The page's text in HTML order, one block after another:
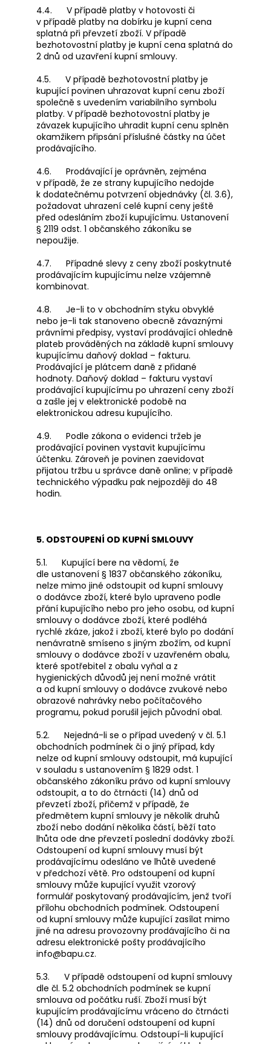
4.4. V případě platby v hotovosti či
v případě platby na dobírku je kupní cena
splatná při převzetí zboží. V případě
bezhotovostní platby je kupní cena splatná do
2 dnů od uzavření kupní smlouvy.
4.5. V případě bezhotovostní platby je
kupující povinen uhrazovat kupní cenu zboží
společně s uvedením variabilního symbolu
platby. V případě bezhotovostní platby je
závazek kupujícího uhradit kupní cenu splněn
okamžikem připsání příslušné částky na účet
prodávajícího.
4.6. Prodávající je oprávněn, zejména
v případě, že ze strany kupujícího nedojde
k dodatečnému potvrzení objednávky (čl. 3.6),
požadovat uhrazení celé kupní ceny ještě
před odesláním zboží kupujícímu. Ustanovení
§ 2119 odst. 1 občanského zákoníku se
nepoužije.
4.7. Případné slevy z ceny zboží poskytnuté
prodávajícím kupujícímu nelze vzájemně
kombinovat.
4.8. Je-li to v obchodním styku obvyklé
nebo je-li tak stanoveno obecně závaznými
právními předpisy, vystaví prodávající ohledně
plateb prováděných na základě kupní smlouvy
kupujícímu daňový doklad – fakturu.
Prodávající je plátcem daně z přidané
hodnoty. Daňový doklad – fakturu vystaví
prodávající kupujícímu po uhrazení ceny zboží
a zašle jej v elektronické podobě na
elektronickou adresu kupujícího.
4.9. Podle zákona o evidenci tržeb je
prodávající povinen vystavit kupujícímu
účtenku. Zároveň je povinen zaevidovat
přijatou tržbu u správce daně online; v případě
technického výpadku pak nejpozději do 48
hodin.
5. ODSTOUPENÍ OD KUPNÍ SMLOUVY
5.1. Kupující bere na vědomí, že
dle ustanovení § 1837 občanského zákoníku,
nelze mimo jiné odstoupit od kupní smlouvy
o dodávce zboží, které bylo upraveno podle
přání kupujícího nebo pro jeho osobu, od kupní
smlouvy o dodávce zboží, které podléhá
rychlé zkáze, jakož i zboží, které bylo po dodání
nenávratně smíseno s jiným zbožím, od kupní
smlouvy o dodávce zboží v uzavřeném obalu,
které spotřebitel z obalu vyňal a z
hygienických důvodů jej není možné vrátit
a od kupní smlouvy o dodávce zvukové nebo
obrazové nahrávky nebo počítačového
programu, pokud porušil jejich původní obal.
5.2. Nejedná-li se o případ uvedený v čl. 5.1
obchodních podmínek či o jiný případ, kdy
nelze od kupní smlouvy odstoupit, má kupující
v souladu s ustanovením § 1829 odst. 1
občanského zákoníku právo od kupní smlouvy
odstoupit, a to do čtrnácti (14) dnů od
převzetí zboží, přičemž v případě, že
předmětem kupní smlouvy je několik druhů
zboží nebo dodání několika částí, běží tato
lhůta ode dne převzetí poslední dodávky zboží.
Odstoupení od kupní smlouvy musí být
prodávajícímu odesláno ve lhůtě uvedené
v předchozí větě. Pro odstoupení od kupní
smlouvy může kupující využit vzorový
formulář poskytovaný prodávajícím, jenž tvoří
přílohu obchodních podmínek. Odstoupení
od kupní smlouvy může kupující zasílat mimo
jiné na adresu provozovny prodávajícího či na
adresu elektronické pošty prodávajícího
info@bapu.cz.
5.3. V případě odstoupení od kupní smlouvy
dle čl. 5.2 obchodních podmínek se kupní
smlouva od počátku ruší. Zboží musí být
kupujícím prodávajícímu vráceno do čtrnácti
(14) dnů od doručení odstoupení od kupní
smlouvy prodávajícímu. Odstoupí-li kupující